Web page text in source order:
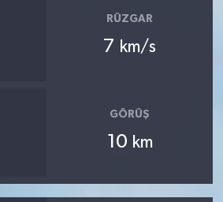
RÜZGAR
7 km/s
GÖRÜŞ
10 km